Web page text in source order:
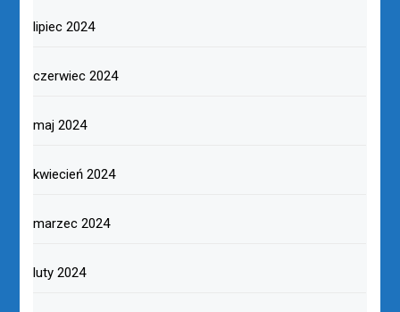
lipiec 2024
czerwiec 2024
maj 2024
kwiecień 2024
marzec 2024
luty 2024